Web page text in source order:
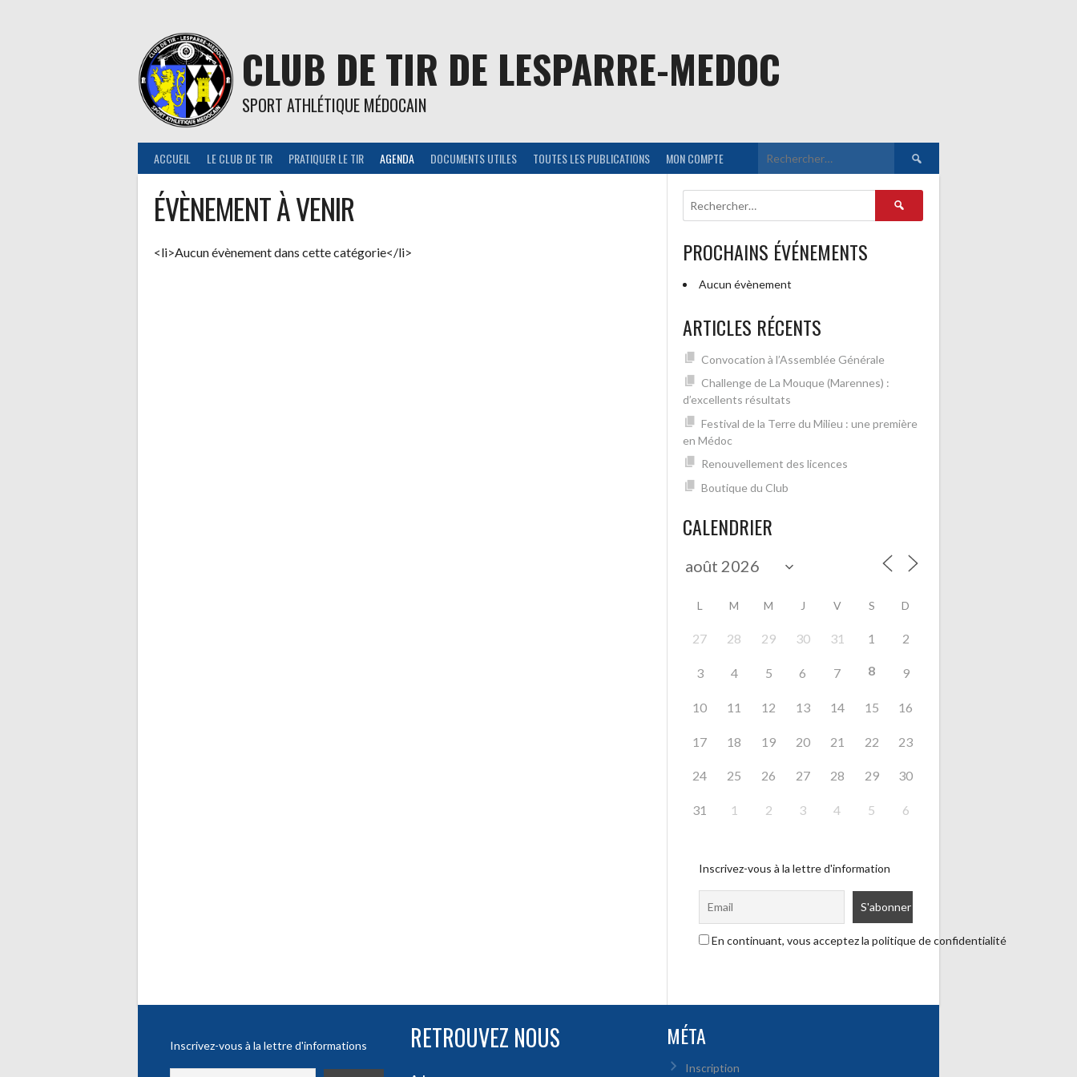
CLUB DE TIR DE LESPARRE-MEDOC
SPORT ATHLÉTIQUE MÉDOCAIN
ACCUEIL LE CLUB DE TIR PRATIQUER LE TIR AGENDA DOCUMENTS UTILES TOUTES LES PUBLICATIONS MON COMPTE Rechercher :
ÉVÈNEMENT À VENIR
<li>Aucun évènement dans cette catégorie</li>
Rechercher :
PROCHAINS ÉVÉNEMENTS
Aucun évènement
ARTICLES RÉCENTS
Convocation à l’Assemblée Générale
Challenge de La Mouque (Marennes) :
d’excellents résultats
Festival de la Terre du Milieu : une première
en Médoc
Renouvellement des licences
Boutique du Club
CALENDRIER
L M M J V S D
27 28 29 30 31 1 2
3 4 5 6 7 8 9
10 11 12 13 14 15 16
17 18 19 20 21 22 23
24 25 26 27 28 29 30
31 1 2 3 4 5 6
Inscrivez-vous à la lettre d'information
En continuant, vous acceptez la politique de confidentialité
Inscrivez-vous à la lettre d'informations RETROUVEZ NOUS MÉTA
Inscription